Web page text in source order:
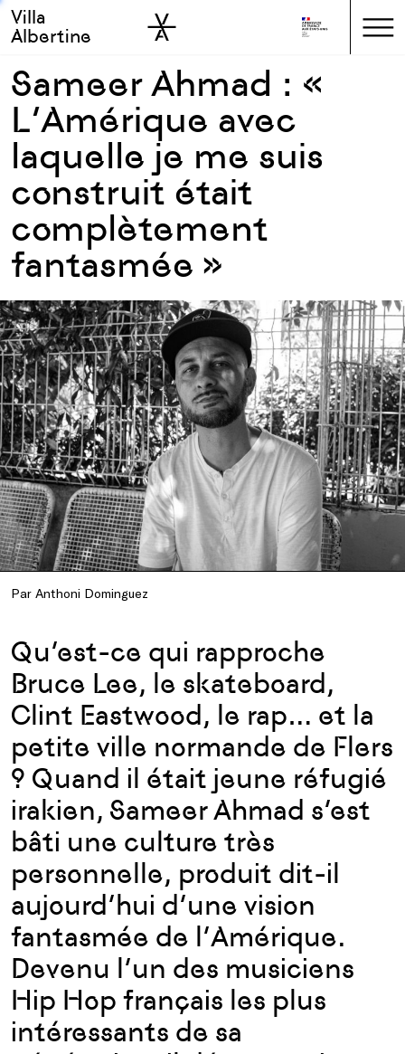
Skip to main
Skip to sidebar
Villa
Albertine
Sameer Ahmad : «
L’Amérique avec
laquelle je me suis
construit était
complètement
fantasmée »
Par Anthoni Dominguez
Qu’est-ce qui rapproche
Bruce Lee, le skateboard,
Clint Eastwood, le rap… et la
petite ville normande de Flers
? Quand il était jeune réfugié
irakien, Sameer Ahmad s’est
bâti une culture très
personnelle, produit dit-il
aujourd’hui d’une vision
fantasmée de l’Amérique.
Devenu l’un des musiciens
Hip Hop français les plus
intéressants de sa